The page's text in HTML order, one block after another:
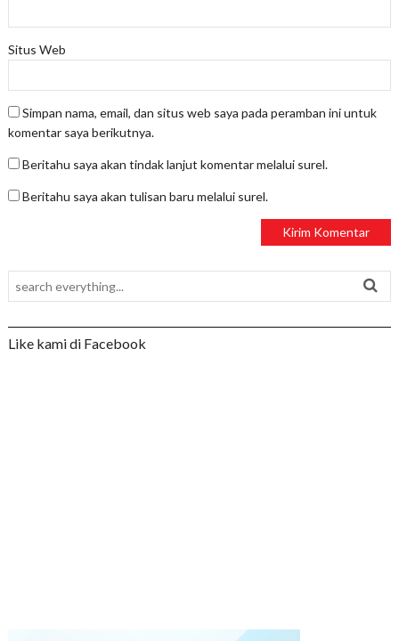
Situs Web
Simpan nama, email, dan situs web saya pada peramban ini untuk
komentar saya berikutnya.
Beritahu saya akan tindak lanjut komentar melalui surel.
Beritahu saya akan tulisan baru melalui surel.
Like kami di Facebook